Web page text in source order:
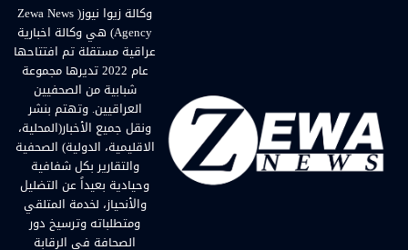
وكالة زيوا نيوز( Zewa News
Agency) هي وكالة اخبارية
عراقية مستقلة تم افتتاحها
عام 2022 تديرها مجموعة
شبابية من الصحفيين
العراقيين. وتهتم بنشر
ونقل جميع الأخبار(المحلية،
الاقليمية، الدولية) الصحفية
والتقارير بكل شفافية
وحيادية بعيداً عن التضليل
والأنحياز، لخدمة المتلقي
ومتطلباته وترسيخ دور
الصحافة في الرقابة